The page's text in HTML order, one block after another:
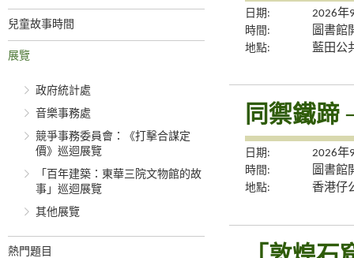
兒童故事時間
展覽
政府統計處
音樂事務處
競爭事務委員會：《打擊合謀定
價》巡迴展覽
「百年建築：東華三院文物館的故
事」巡迴展覽
其他展覽
熱門題目
日期:
2026年
時間:
圖書館
地點:
藍田公
同禦鐵蹄
日期:
2026年
時間:
圖書館
地點:
香港仔